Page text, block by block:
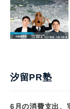
汐留PR塾
6月の消費支出